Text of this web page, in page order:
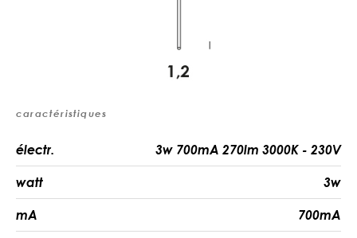
caractéristiques
électr. 3w 700mA 270lm 3000K - 230V
watt 3w
mA 700mA